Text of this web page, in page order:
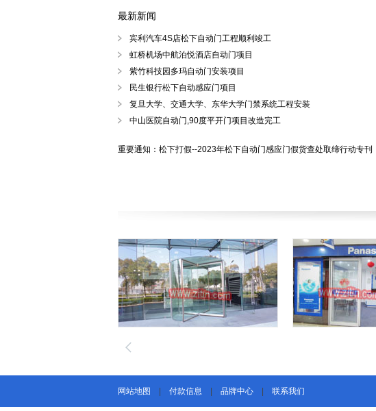
最新新闻
宾利汽车4S店松下自动门工程顺利竣工
虹桥机场中航泊悦酒店自动门项目
紫竹科技园多玛自动门安装项目
民生银行松下自动感应门项目
复旦大学、交通大学、东华大学门禁系统工程安装
中山医院自动门,90度平开门项目改造完工
重要通知：松下打假--2023年松下自动门感应门假货查处取缔行动专刊
网站地图 付款信息 品牌中心 联系我们